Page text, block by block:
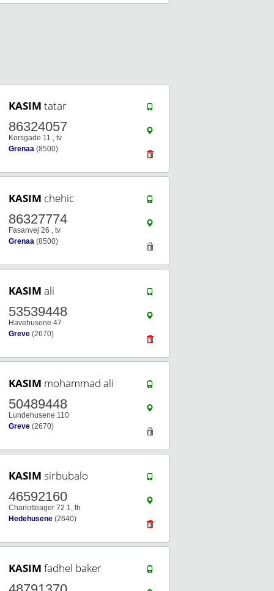
KASIM tatar
86324057
Korsgade 11 , tv
Grenaa (8500)
KASIM chehic
86327774
Fasanvej 26 , tv
Grenaa (8500)
KASIM ali
53539448
Havehusene 47
Greve (2670)
KASIM mohammad ali
50489448
Lundehusene 110
Greve (2670)
KASIM sirbubalo
46592160
Charlotteager 72 1, th
Hedehusene (2640)
KASIM fadhel baker